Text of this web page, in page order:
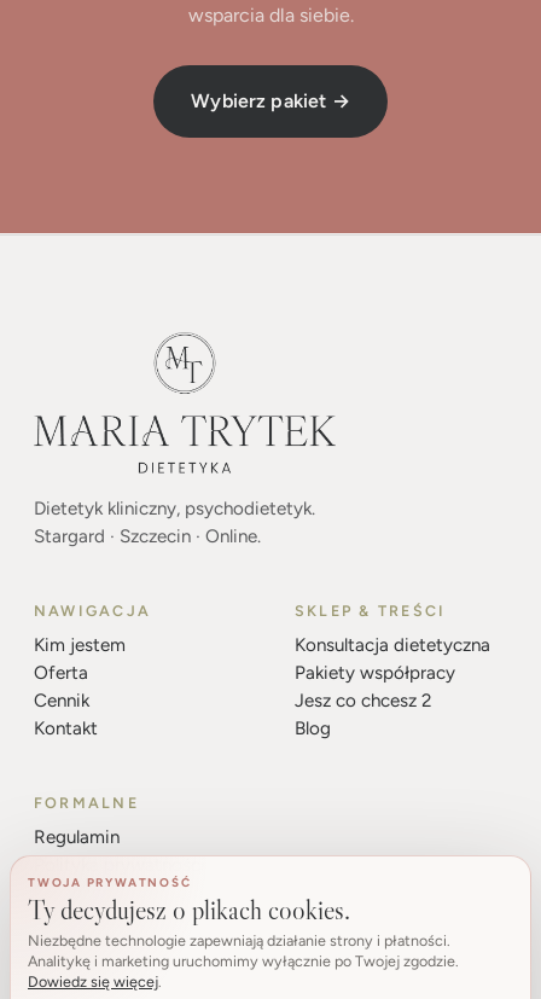
wsparcia dla siebie.
Wybierz pakiet →
Dietetyk kliniczny, psychodietetyk.
Stargard · Szczecin · Online.
NAWIGACJA
Kim jestem
Oferta
Cennik
Kontakt
SKLEP & TREŚCI
Konsultacja dietetyczna
Pakiety współpracy
Jesz co chcesz 2
Blog
FORMALNE
Regulamin
Ustawienia cookies
NIP: 8542444045
TWOJA PRYWATNOŚĆ
Ty decydujesz o plikach cookies.
Niezbędne technologie zapewniają działanie strony i płatności.
Analitykę i marketing uruchomimy wyłącznie po Twojej zgodzie.
Dowiedz się więcej.